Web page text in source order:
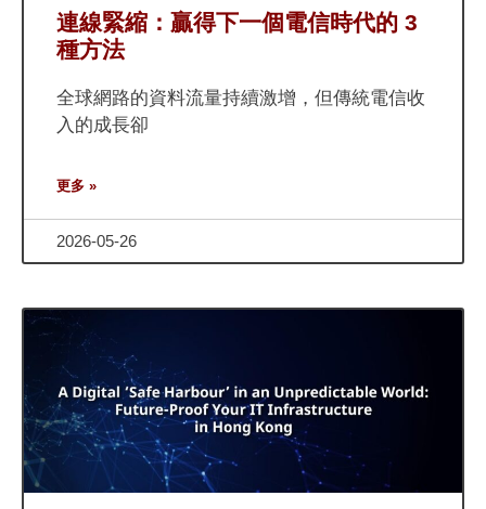
連線緊縮：贏得下一個電信時代的 3
種方法
全球網路的資料流量持續激增，但傳統電信收
入的成長卻
更多 »
2026-05-26